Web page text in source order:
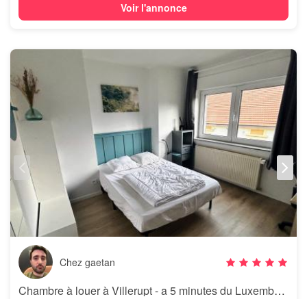
Voir l'annonce
Chez gaetan
Chambre à louer à Villerupt - a 5 minutes du Luxembourg